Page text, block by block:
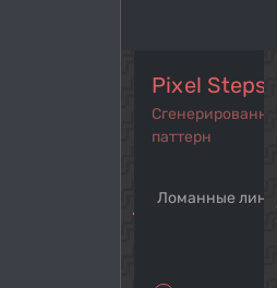
navigate_before
Pixel Steps
паттерн
Ломанные